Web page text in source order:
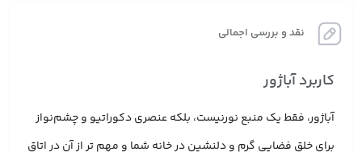
نقد و بررسی اجمالی
کاربرد آباژور
آباژور، فقط یک منبع نورنیست، بلکه عنصری دکوراتیو و چشم‌نواز
برای خلق فضایی گرم و دلنشین در خانه شما و مهم تر از آن در اتاق